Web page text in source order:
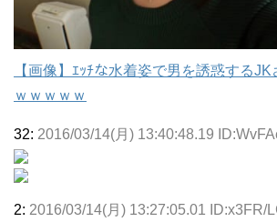
【画像】ｴｯﾁな水着姿で男を誘惑する
ｗｗｗｗｗ
32: 2016/03/14(月) 13:40:48.19
2: 2016/03/14(月) 13:27:05.01 ID:x3FR/